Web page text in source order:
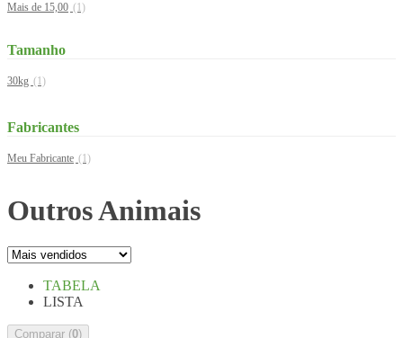
Mais de 15,00 (1)
Tamanho
30kg (1)
Fabricantes
Meu Fabricante (1)
Outros Animais
TABELA
LISTA
Comparar (0)